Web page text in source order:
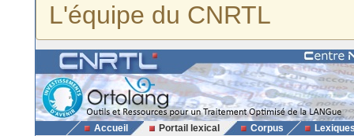
L'équipe du CNRTL
Accueil Portail lexical Corpus